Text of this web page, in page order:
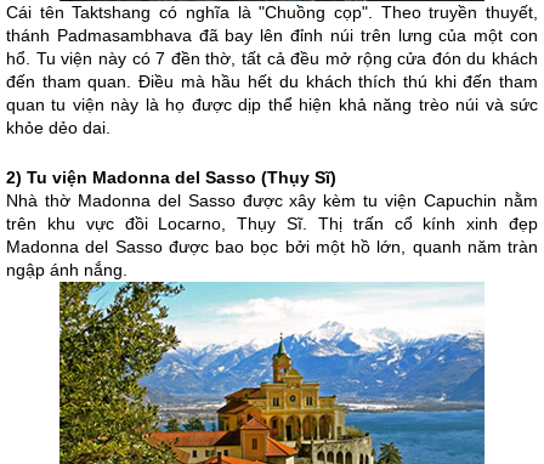
Cái tên Taktshang có nghĩa là "Chuồng cọp". Theo truyền thuyết,
thánh Padmasambhava đã bay lên đỉnh núi trên lưng của một con
hổ. Tu viện này có 7 đền thờ, tất cả đều mở rộng cửa đón du khách
đến tham quan. Điều mà hầu hết du khách thích thú khi đến tham
quan tu viện này là họ được dịp thể hiện khả năng trèo núi và sức
khỏe dẻo dai.
2) Tu viện Madonna del Sasso (Thụy Sĩ)
Nhà thờ Madonna del Sasso được xây kèm tu viện Capuchin nằm
trên khu vực đồi Locarno, Thụy Sĩ. Thị trấn cổ kính xinh đẹp
Madonna del Sasso được bao bọc bởi một hồ lớn, quanh năm tràn
ngập ánh nắng.